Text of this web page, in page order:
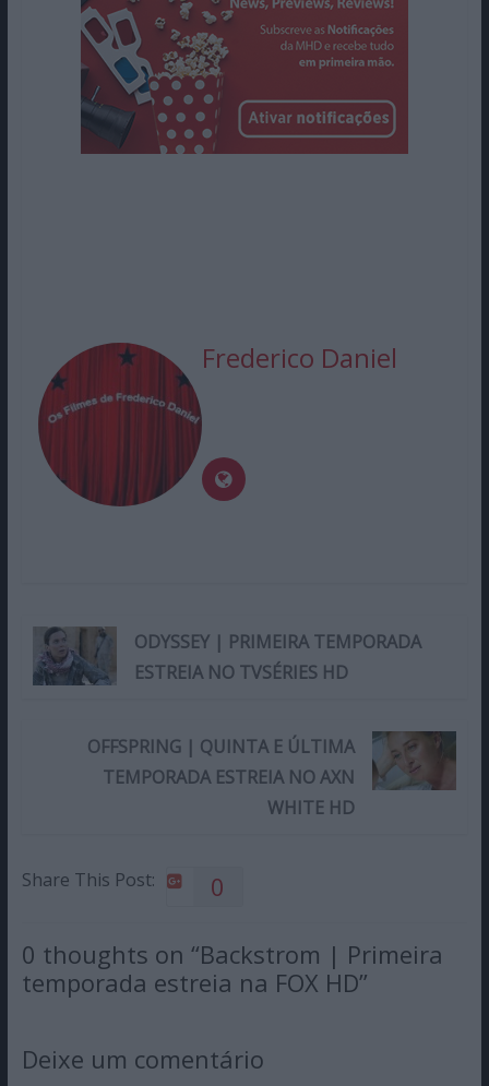
Frederico Daniel
ODYSSEY | PRIMEIRA TEMPORADA
ESTREIA NO TVSÉRIES HD
OFFSPRING | QUINTA E ÚLTIMA
TEMPORADA ESTREIA NO AXN
WHITE HD
Share This Post: 0
0 thoughts on “Backstrom | Primeira
temporada estreia na FOX HD”
Deixe um comentário